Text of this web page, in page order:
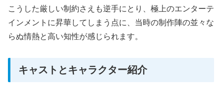
こうした厳しい制約さえも逆手にとり、極上のエンターテ
インメントに昇華してしまう点に、当時の制作陣の並々な
らぬ情熱と高い知性が感じられます。
キャストとキャラクター紹介